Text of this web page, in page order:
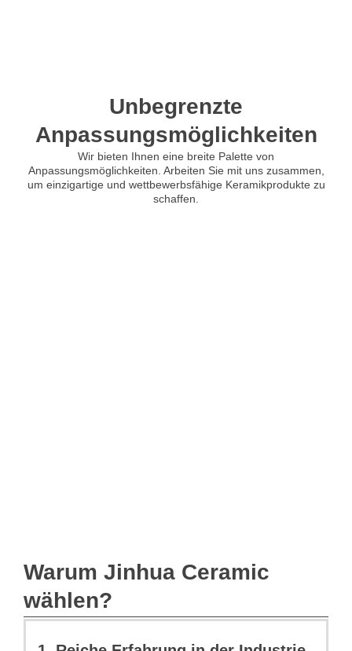
Unbegrenzte
Anpassungsmöglichkeiten
Wir bieten Ihnen eine breite Palette von
Anpassungsmöglichkeiten. Arbeiten Sie mit uns zusammen,
um einzigartige und wettbewerbsfähige Keramikprodukte zu
schaffen.
Warum Jinhua Ceramic
wählen?